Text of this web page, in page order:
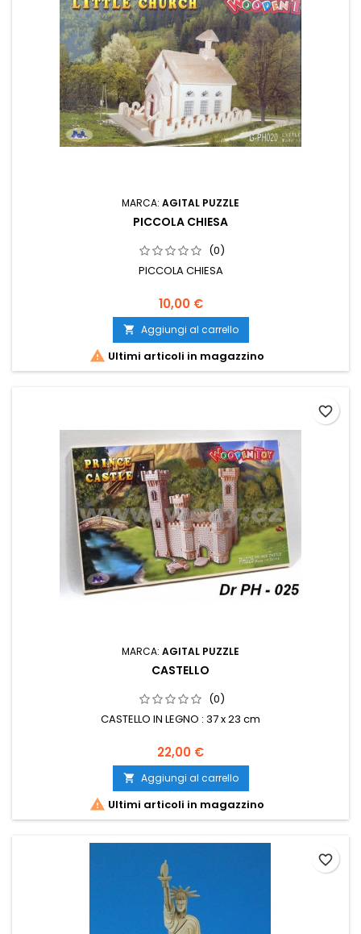
MARCA: AGITAL PUZZLE
PICCOLA CHIESA
(0)
PICCOLA CHIESA
10,00 €
 Aggiungi al carrello
 Ultimi articoli in magazzino
MARCA: AGITAL PUZZLE
CASTELLO
(0)
CASTELLO IN LEGNO : 37 x 23 cm
22,00 €
 Aggiungi al carrello
 Ultimi articoli in magazzino
favorite_border
favorite_border